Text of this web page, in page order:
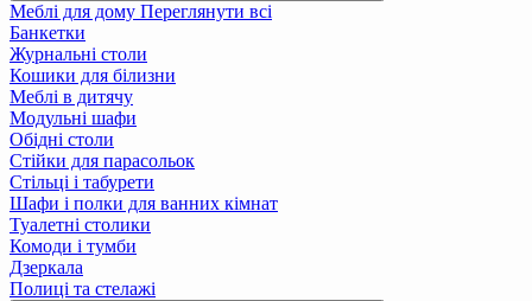
Меблі для дому Переглянути всі
Банкетки
Журнальні столи
Кошики для білизни
Меблі в дитячу
Модульні шафи
Обідні столи
Стійки для парасольок
Стільці і табурети
Шафи і полки для ванних кімнат
Туалетні столики
Комоди і тумби
Дзеркала
Полиці та стелажі